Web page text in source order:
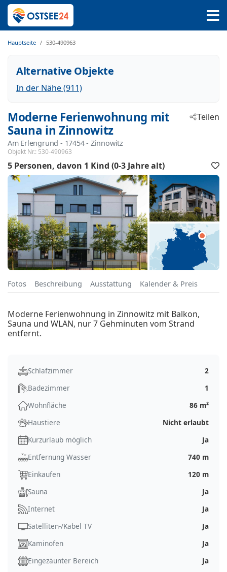
Hauptseite 530-490963
Alternative Objekte
In der Nähe (911)
Moderne Ferienwohnung mit
Sauna in Zinnowitz
Am Erlengrund - 17454 - Zinnowitz
Objekt Nr.: 530-490963
Teilen
5 Personen davon 1 Kind (0-3 Jahre alt)
Fotos Beschreibung Ausstattung Kalender & Preis
Moderne Ferienwohnung in Zinnowitz mit Balkon,
Sauna und WLAN, nur 7 Gehminuten vom Strand
entfernt.
Schlafzimmer
2
Badezimmer
1
Wohnfläche
86 m²
Haustiere
Nicht erlaubt
Kurzurlaub möglich
Ja
Entfernung Wasser
740 m
Einkaufen
120 m
Sauna
Ja
Internet
Ja
Satelliten-/Kabel TV
Ja
Kaminofen
Ja
Eingezäunter Bereich
Ja